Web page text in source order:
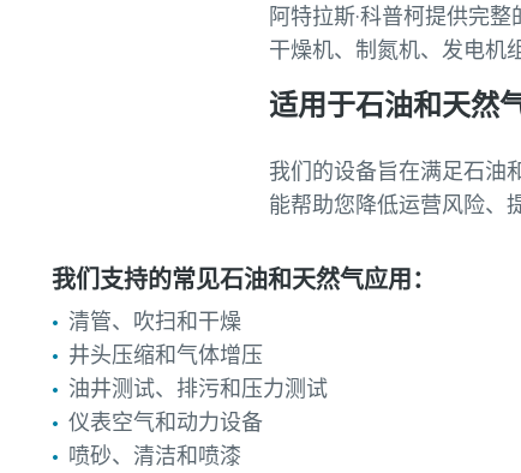
阿特拉斯·科普柯提供完
干燥机、制氮机、发电机
适用于石油和天然
我们的设备旨在满足石油
能帮助您降低运营风险、
我们支持的常见石油和天然气应用：
清管、吹扫和干燥
井头压缩和气体增压
油井测试、排污和压力测试
仪表空气和动力设备
喷砂、清洁和喷漆